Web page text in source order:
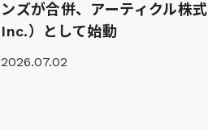
ンズが合併、アーティクル株
Inc.）として始動
2026.07.02